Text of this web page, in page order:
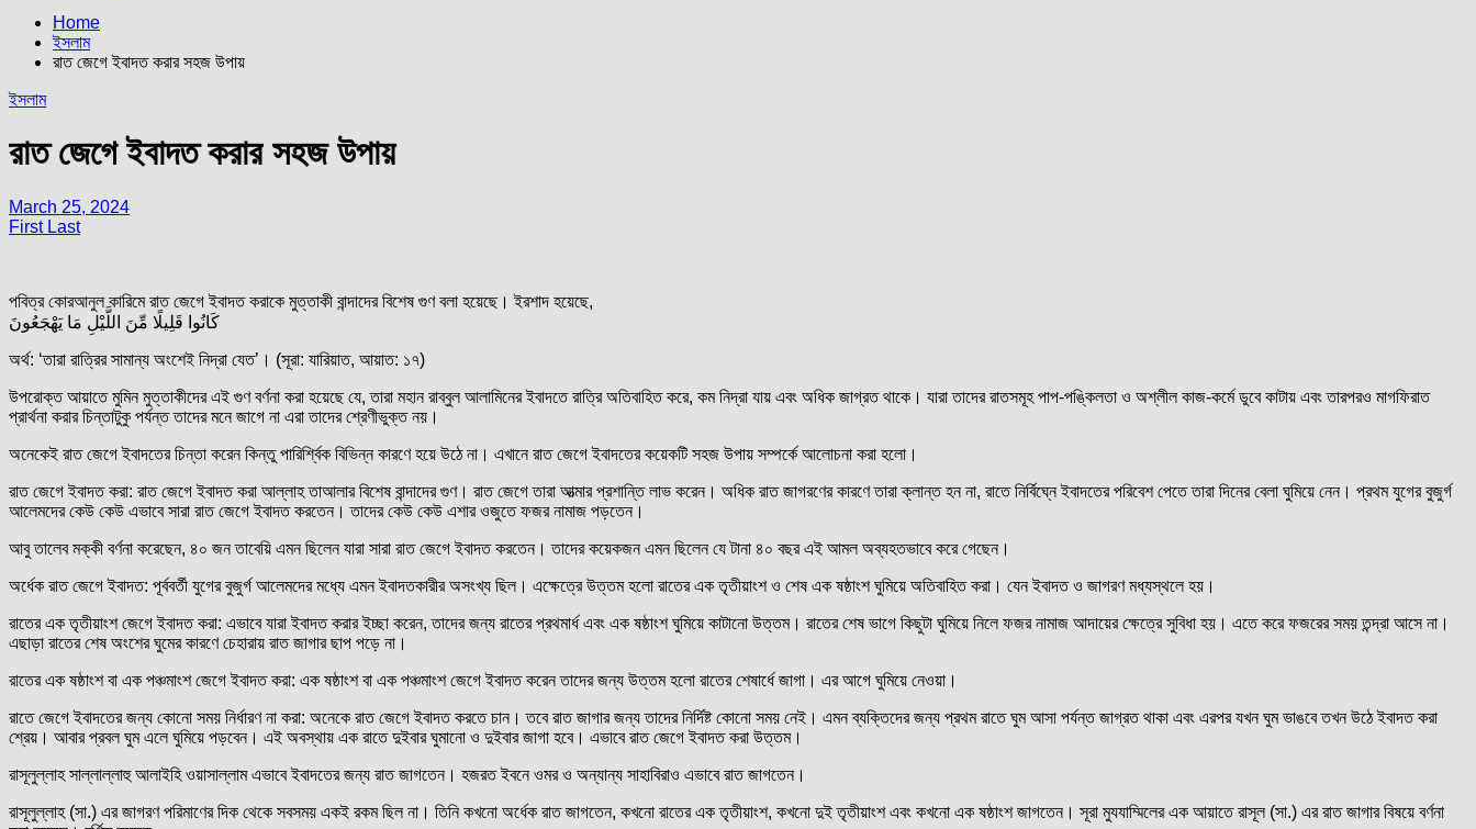
Home
ইসলাম
রাত জেগে ইবাদত করার সহজ উপায়
ইসলাম
রাত জেগে ইবাদত করার সহজ উপায়
March 25, 2024
First Last
পবিত্র কোরআনুল কারিমে রাত জেগে ইবাদত করাকে মুত্তাকী বান্দাদের বিশেষ গুণ বলা হয়েছে। ইরশাদ হয়েছে,
كَانُوا قَلِيلًا مِّنَ اللَّيْلِ مَا يَهْجَعُونَ
অর্থ: ‘তারা রাত্রির সামান্য অংশেই নিদ্রা যেত’। (সূরা: যারিয়াত, আয়াত: ১৭)
উপরোক্ত আয়াতে মুমিন মুত্তাকীদের এই গুণ বর্ণনা করা হয়েছে যে, তারা মহান রাব্বুল আলামিনের ইবাদতে রাত্রি অতিবাহিত করে, কম নিদ্রা যায় এবং অধিক জাগ্রত থাকে। যারা তাদের রাতসমূহ পাপ-পঙ্কিলতা ও অশ্লীল কাজ-কর্মে ডুবে কাটায় এবং তারপরও মাগফিরাত
প্রার্থনা করার চিন্তাটুকু পর্যন্ত তাদের মনে জাগে না এরা তাদের শ্রেণীভুক্ত নয়।
অনেকেই রাত জেগে ইবাদতের চিন্তা করেন কিন্তু পারির্শ্বিক বিভিন্ন কারণে হয়ে উঠে না। এখানে রাত জেগে ইবাদতের কয়েকটি সহজ উপায় সম্পর্কে আলোচনা করা হলো।
রাত জেগে ইবাদত করা: রাত জেগে ইবাদত করা আল্লাহ তাআলার বিশেষ বান্দাদের গুণ। রাত জেগে তারা আত্মার প্রশান্তি লাভ করেন। অধিক রাত জাগরণের কারণে তারা ক্লান্ত হন না, রাতে নির্বিঘ্নে ইবাদতের পরিবেশ পেতে তারা দিনের বেলা ঘুমিয়ে নেন। প্রথম যুগের বুজুর্গ
আলেমদের কেউ কেউ এভাবে সারা রাত জেগে ইবাদত করতেন। তাদের কেউ কেউ এশার ওজুতে ফজর নামাজ পড়তেন।
আবু তালেব মক্কী বর্ণনা করেছেন, ৪০ জন তাবেয়ি এমন ছিলেন যারা সারা রাত জেগে ইবাদত করতেন। তাদের কয়েকজন এমন ছিলেন যে টানা ৪০ বছর এই আমল অব্যহতভাবে করে গেছেন।
অর্ধেক রাত জেগে ইবাদত: পূর্ববর্তী যুগের বুজুর্গ আলেমদের মধ্যে এমন ইবাদতকারীর অসংখ্য ছিল। এক্ষেত্রে উত্তম হলো রাতের এক তৃতীয়াংশ ও শেষ এক ষষ্ঠাংশ ঘুমিয়ে অতিবাহিত করা। যেন ইবাদত ও জাগরণ মধ্যস্থলে হয়।
রাতের এক তৃতীয়াংশ জেগে ইবাদত করা: এভাবে যারা ইবাদত করার ইচ্ছা করেন, তাদের জন্য রাতের প্রথমার্ধ এবং এক ষষ্ঠাংশ ঘুমিয়ে কাটানো উত্তম। রাতের শেষ ভাগে কিছুটা ঘুমিয়ে নিলে ফজর নামাজ আদায়ের ক্ষেত্রে সুবিধা হয়। এতে করে ফজরের সময় তন্দ্রা আসে না।
এছাড়া রাতের শেষ অংশের ঘুমের কারণে চেহারায় রাত জাগার ছাপ পড়ে না।
রাতের এক ষষ্ঠাংশ বা এক পঞ্চমাংশ জেগে ইবাদত করা: এক ষষ্ঠাংশ বা এক পঞ্চমাংশ জেগে ইবাদত করেন তাদের জন্য উত্তম হলো রাতের শেষার্ধে জাগা। এর আগে ঘুমিয়ে নেওয়া।
রাতে জেগে ইবাদতের জন্য কোনো সময় নির্ধারণ না করা: অনেকে রাত জেগে ইবাদত করতে চান। তবে রাত জাগার জন্য তাদের নির্দিষ্ট কোনো সময় নেই। এমন ব্যক্তিদের জন্য প্রথম রাতে ঘুম আসা পর্যন্ত জাগ্রত থাকা এবং এরপর যখন ঘুম ভাঙবে তখন উঠে ইবাদত করা
শ্রেয়। আবার প্রবল ঘুম এলে ঘুমিয়ে পড়বেন। এই অবস্থায় এক রাতে দুইবার ঘুমানো ও দুইবার জাগা হবে। এভাবে রাত জেগে ইবাদত করা উত্তম।
রাসূলুল্লাহ সাল্লাল্লাহু আলাইহি ওয়াসাল্লাম এভাবে ইবাদতের জন্য রাত জাগতেন। হজরত ইবনে ওমর ও অন্যান্য সাহাবিরাও এভাবে রাত জাগতেন।
রাসূলুল্লাহ (সা.) এর জাগরণ পরিমাণের দিক থেকে সবসময় একই রকম ছিল না। তিনি কখনো অর্ধেক রাত জাগতেন, কখনো রাতের এক তৃতীয়াংশ, কখনো দুই তৃতীয়াংশ এবং কখনো এক ষষ্ঠাংশ জাগতেন। সূরা মুযযাম্মিলের এক আয়াতে রাসূল (সা.) এর রাত জাগার বিষয়ে বর্ণনা